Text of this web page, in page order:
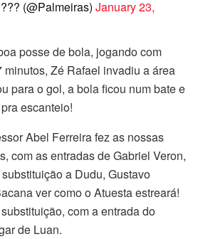
(@Palmeiras) January 23,
posse de bola, jogando com
Zé Rafael invadiu a área
para o gol, a bola ficou num bate e
escanteio!
Abel Ferreira fez as nossas
com as entradas de Gabriel Veron,
a Dudu, Gustavo
ver como o Atuesta estreará!
com a entrada do
de Luan.